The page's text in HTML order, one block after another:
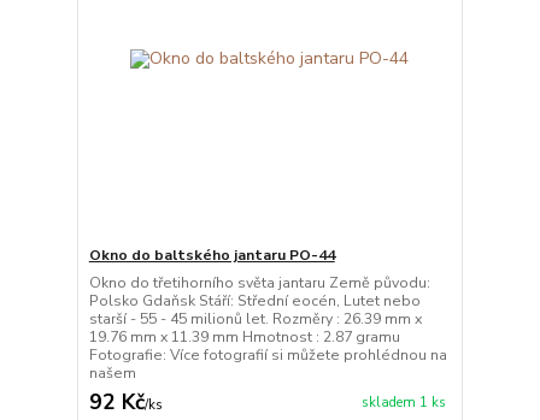
Okno do baltského jantaru PO-44
Okno do třetihorního světa jantaru Země původu:
Polsko Gdaňsk Stáří: Střední eocén, Lutet nebo
starší - 55 - 45 milionů let. Rozměry : 26.39 mm x
19.76 mm x 11.39 mm Hmotnost : 2.87 gramu
Fotografie: Více fotografií si můžete prohlédnou na
našem
92 Kč/ks skladem 1 ks